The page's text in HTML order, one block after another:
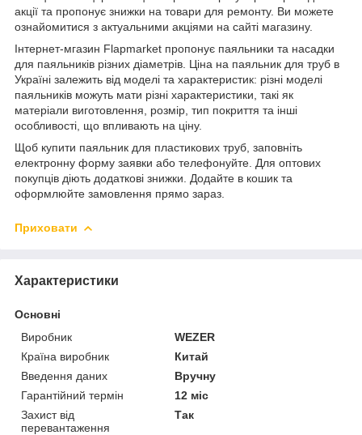
акції та пропонує знижки на товари для ремонту. Ви можете
ознайомитися з актуальними акціями на сайті магазину.
Інтернет-мгазин Flapmarket пропонує паяльники та насадки
для паяльників різних діаметрів. Ціна на паяльник для труб в
Україні залежить від моделі та характеристик: різні моделі
паяльників можуть мати різні характеристики, такі як
матеріали виготовлення, розмір, тип покриття та інші
особливості, що впливають на ціну.
Щоб купити паяльник для пластикових труб, заповніть
електронну форму заявки або телефонуйте. Для оптових
покупців діють додаткові знижки. Додайте в кошик та
оформлюйте замовлення прямо зараз.
Приховати
Характеристики
Основні
Виробник
WEZER
Країна виробник
Китай
Введення даних
Вручну
Гарантійний термін
12 міс
Захист від
перевантаження
Так